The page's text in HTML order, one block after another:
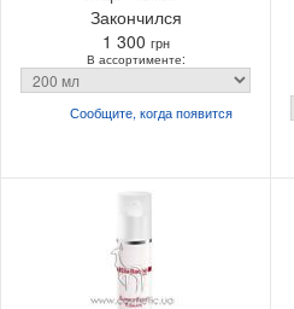
Закончился
1 300 грн
В ассортименте:
Сообщите, когдапоявится